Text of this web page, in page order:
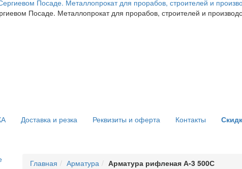
Посаде. Металлопрокат для прорабов, строителей и
Доставка и резка Реквизиты и оферта Контакты
Главная Арматура Арматура рифленая А-3 500С